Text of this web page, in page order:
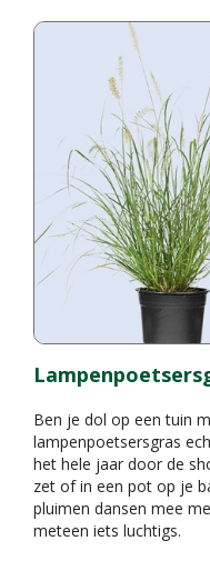
Ben je dol op een tuin
lampenpoetsersgras
het hele jaar door de
zet of in een pot op je
pluimen dansen mee
meteen iets luchtigs.